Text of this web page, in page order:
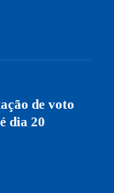
de voto
dia 20